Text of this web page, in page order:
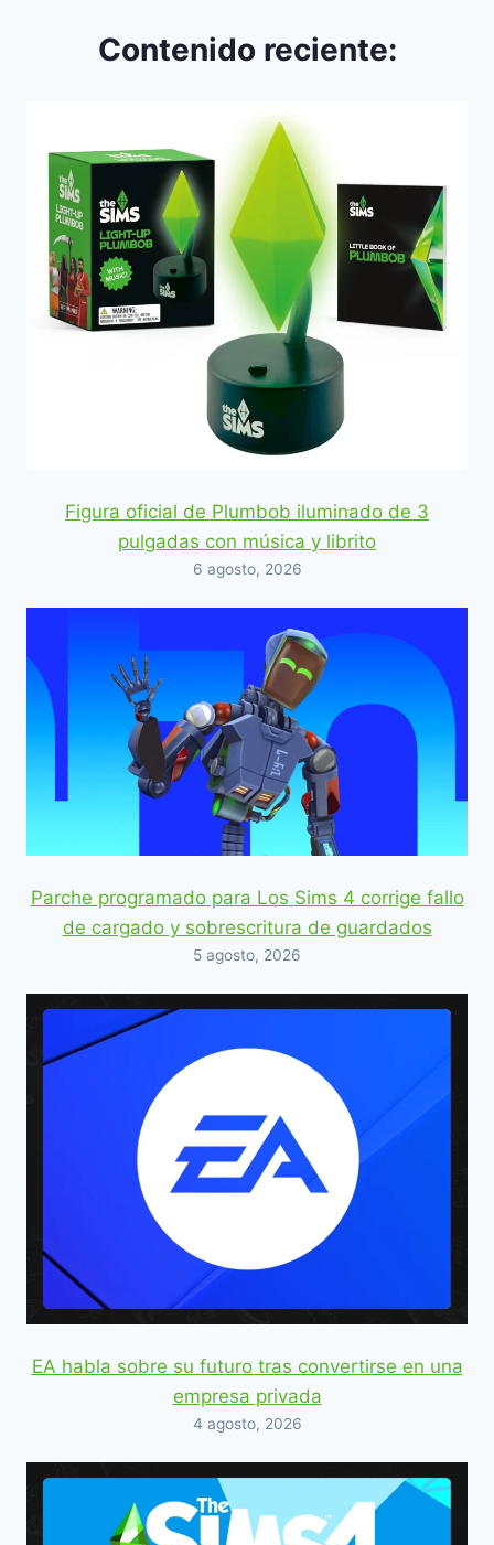
Contenido reciente:
Figura oficial de Plumbob iluminado de 3
pulgadas con música y librito
6 agosto, 2026
Parche programado para Los Sims 4 corrige fallo
de cargado y sobrescritura de guardados
5 agosto, 2026
EA habla sobre su futuro tras convertirse en una
empresa privada
4 agosto, 2026